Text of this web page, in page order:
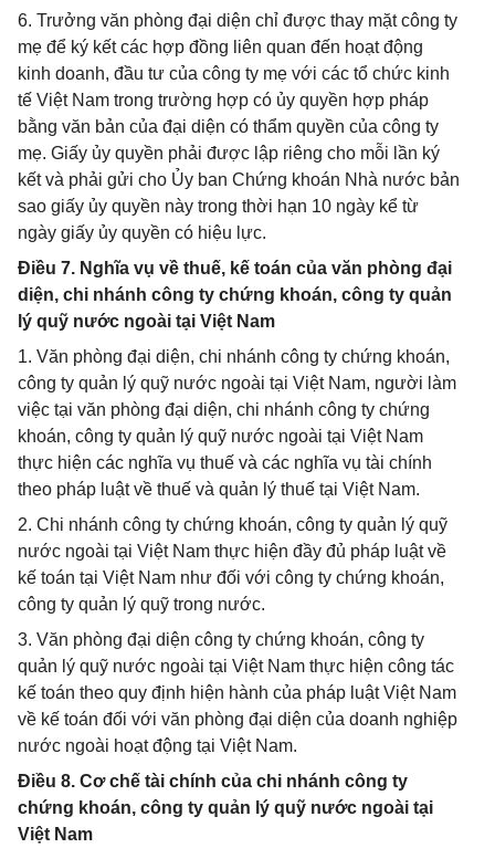
6. Trưởng văn phòng đại diện chỉ được thay mặt công ty
mẹ để ký kết các hợp đồng liên quan đến hoạt động
kinh doanh, đầu tư của công ty mẹ với các tổ chức kinh
tế Việt Nam trong trường hợp có ủy quyền hợp pháp
bằng văn bản của đại diện có thẩm quyền của công ty
mẹ. Giấy ủy quyền phải được lập riêng cho mỗi lần ký
kết và phải gửi cho Ủy ban Chứng khoán Nhà nước bản
sao giấy ủy quyền này trong thời hạn 10 ngày kể từ
ngày giấy ủy quyền có hiệu lực.
Điều 7. Nghĩa vụ về thuế, kế toán của văn phòng đại
diện, chi nhánh công ty chứng khoán, công ty quản
lý quỹ nước ngoài tại Việt Nam
1. Văn phòng đại diện, chi nhánh công ty chứng khoán,
công ty quản lý quỹ nước ngoài tại Việt Nam, người làm
việc tại văn phòng đại diện, chi nhánh công ty chứng
khoán, công ty quản lý quỹ nước ngoài tại Việt Nam
thực hiện các nghĩa vụ thuế và các nghĩa vụ tài chính
theo pháp luật về thuế và quản lý thuế tại Việt Nam.
2. Chi nhánh công ty chứng khoán, công ty quản lý quỹ
nước ngoài tại Việt Nam thực hiện đầy đủ pháp luật về
kế toán tại Việt Nam như đối với công ty chứng khoán,
công ty quản lý quỹ trong nước.
3. Văn phòng đại diện công ty chứng khoán, công ty
quản lý quỹ nước ngoài tại Việt Nam thực hiện công tác
kế toán theo quy định hiện hành của pháp luật Việt Nam
về kế toán đối với văn phòng đại diện của doanh nghiệp
nước ngoài hoạt động tại Việt Nam.
Điều 8. Cơ chế tài chính của chi nhánh công ty
chứng khoán, công ty quản lý quỹ nước ngoài tại
Việt Nam